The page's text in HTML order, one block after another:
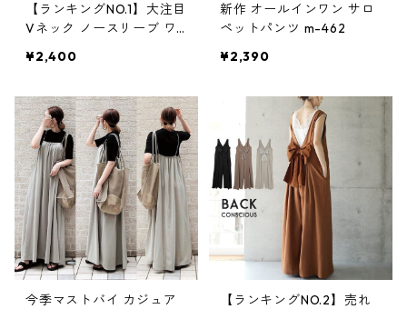
【ランキングNO.1】大注目
Vネック ノースリーブ ワ
¥2,400
新作 オールインワン サロ
ペットパンツ m-462
¥2,390
今季マストバイ カジュア
【ランキングNO.2】売れ